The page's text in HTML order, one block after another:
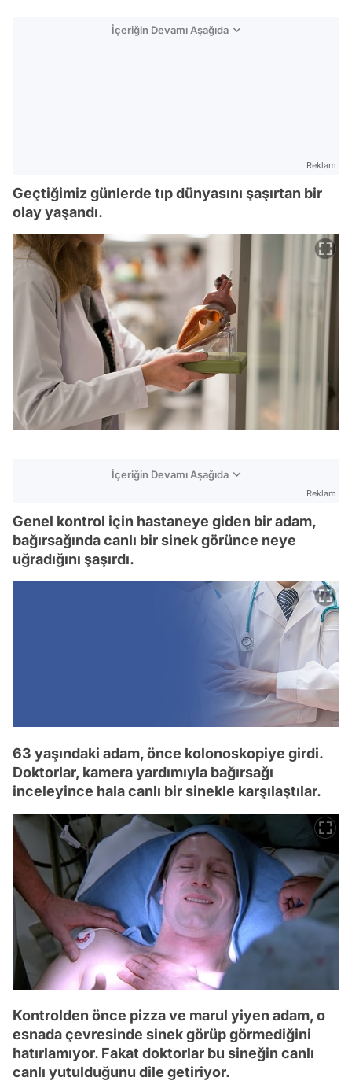
İçeriğin Devamı Aşağıda
Reklam
Geçtiğimiz günlerde tıp dünyasını şaşırtan bir
olay yaşandı.
İçeriğin Devamı Aşağıda
Reklam
Genel kontrol için hastaneye giden bir adam,
bağırsağında canlı bir sinek görünce neye
uğradığını şaşırdı.
63 yaşındaki adam, önce kolonoskopiye girdi.
Doktorlar, kamera yardımıyla bağırsağı
inceleyince hala canlı bir sinekle karşılaştılar.
Kontrolden önce pizza ve marul yiyen adam, o
esnada çevresinde sinek görüp görmediğini
hatırlamıyor. Fakat doktorlar bu sineğin canlı
canlı yutulduğunu dile getiriyor.